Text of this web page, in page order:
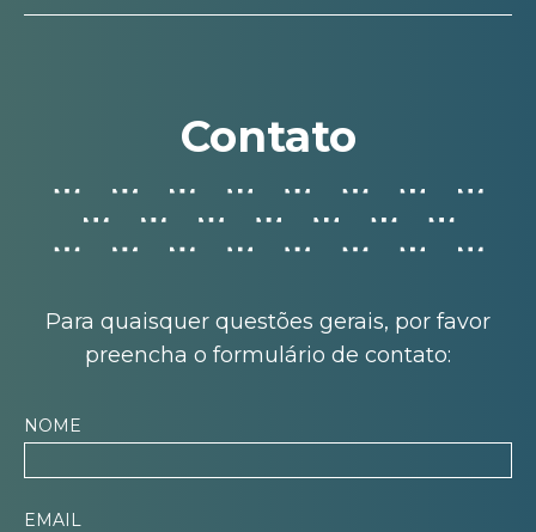
Contato
Para quaisquer questões gerais, por favor
preencha o formulário de contato:
NOME
EMAIL